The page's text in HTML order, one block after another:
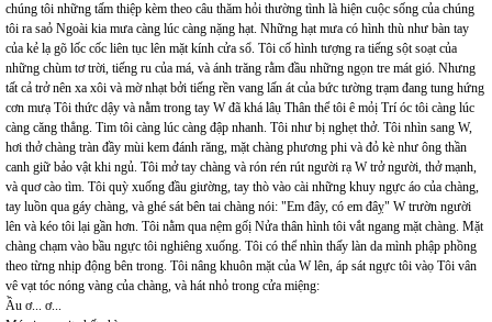
chúng tôi những tấm thiệp kèm theo câu thăm hỏi thường tình là hiện cuộc sống của chúng
tôi ra saỏ Ngoài kia mưa càng lúc càng nặng hạt. Những hạt mưa có hình thù như bàn tay
của kẻ lạ gõ lốc cốc liên tục lên mặt kính cửa sổ. Tôi cố hình tượng ra tiếng sột soạt của
những chùm tơ trời, tiếng ru của má, và ánh trăng rằm đầu những ngọn tre mát gió. Nhưng
tất cả trở nên xa xôi và mờ nhạt bởi tiếng rền vang lấn át của bức tường trạm đang tung hứng
cơn mưạ Tôi thức dậy và nằm trong tay W đã khá lâụ Thân thể tôi ê mỏị Trí óc tôi càng lúc
càng căng thẳng. Tim tôi càng lúc càng đập nhanh. Tôi như bị nghẹt thở. Tôi nhìn sang W,
hơi thở chàng tràn đầy mùi kem đánh răng, mặt chàng phương phi và đỏ kè như ông thần
canh giữ bảo vật khi ngủ. Tôi mở tay chàng và rón rén rút người rạ W trở người, thở mạnh,
và quơ cào tìm. Tôi quỳ xuống đầu giường, tay thò vào cài những khuy ngực áo của chàng,
tay luồn qua gáy chàng, và ghé sát bên tai chàng nói: "Em đây, có em đâỵ" W trườn người
lên và kéo tôi lại gần hơn. Tôi nằm qua nệm gốị Nửa thân hình tôi vắt ngang mặt chàng. Mặt
chàng chạm vào bầu ngực tôi nghiêng xuống. Tôi có thể nhìn thấy làn da mình phập phồng
theo từng nhịp động bên trong. Tôi nâng khuôn mặt của W lên, áp sát ngực tôi vàọ Tôi vân
vê vạt tóc nóng vàng của chàng, và hát nhỏ trong cửa miệng:
Ầu ơ... ơ...